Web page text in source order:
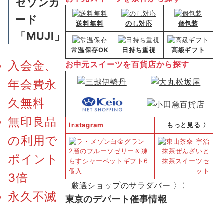
ード
「MUJI」
入会金、
年会費永
久無料
無印良品
の利用で
ポイント
3倍
永久不滅
送料無料 のし対応 個包装
常温保存OK 日持ち重視 高級ギフト
お中元スイーツを百貨店から探す
Instagram もっと見る 〉
厳選ショップのサラダバー 〉〉
東京のデパート催事情報